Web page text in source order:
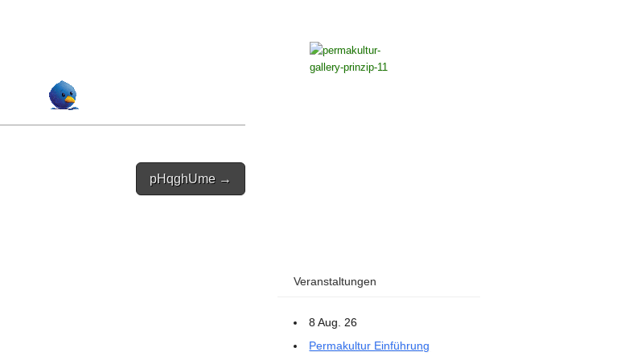
pHqghUme →
Veranstaltungen
8 Aug. 26
Permakultur Einführung